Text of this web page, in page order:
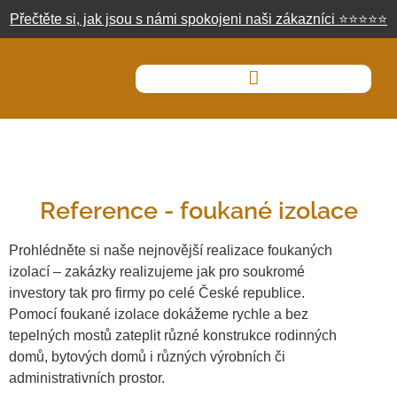
Přečtěte si, jak jsou s námi spokojeni naši zákazníci ⭐⭐⭐⭐⭐
Reference - foukané izolace
Prohlédněte si naše nejnovější realizace foukaných
izolací – zakázky realizujeme jak pro soukromé
investory tak pro firmy po celé České republice.
Pomocí foukané izolace dokážeme rychle a bez
tepelných mostů zateplit různé konstrukce rodinných
domů, bytových domů i různých výrobních či
administrativních prostor.